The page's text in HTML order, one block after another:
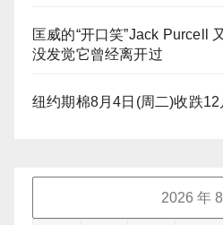
匡威的“开口笑”Jack Purcell
没发觉它曾经离开过
纽约期棉8月4日(周二)收跌
2026 年 8